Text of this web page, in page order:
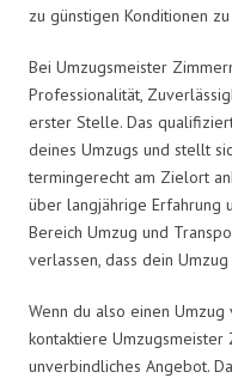
zu günstigen Konditionen
Bei Umzugsmeister
Professionalität,
erster Stelle. Das
deines Umzugs und stellt
termingerecht am Zielort
über langjährige Erfahrung
Bereich Umzug und
verlassen, dass dein
Wenn du also einen
kontaktiere
unverbindliches Angebot.